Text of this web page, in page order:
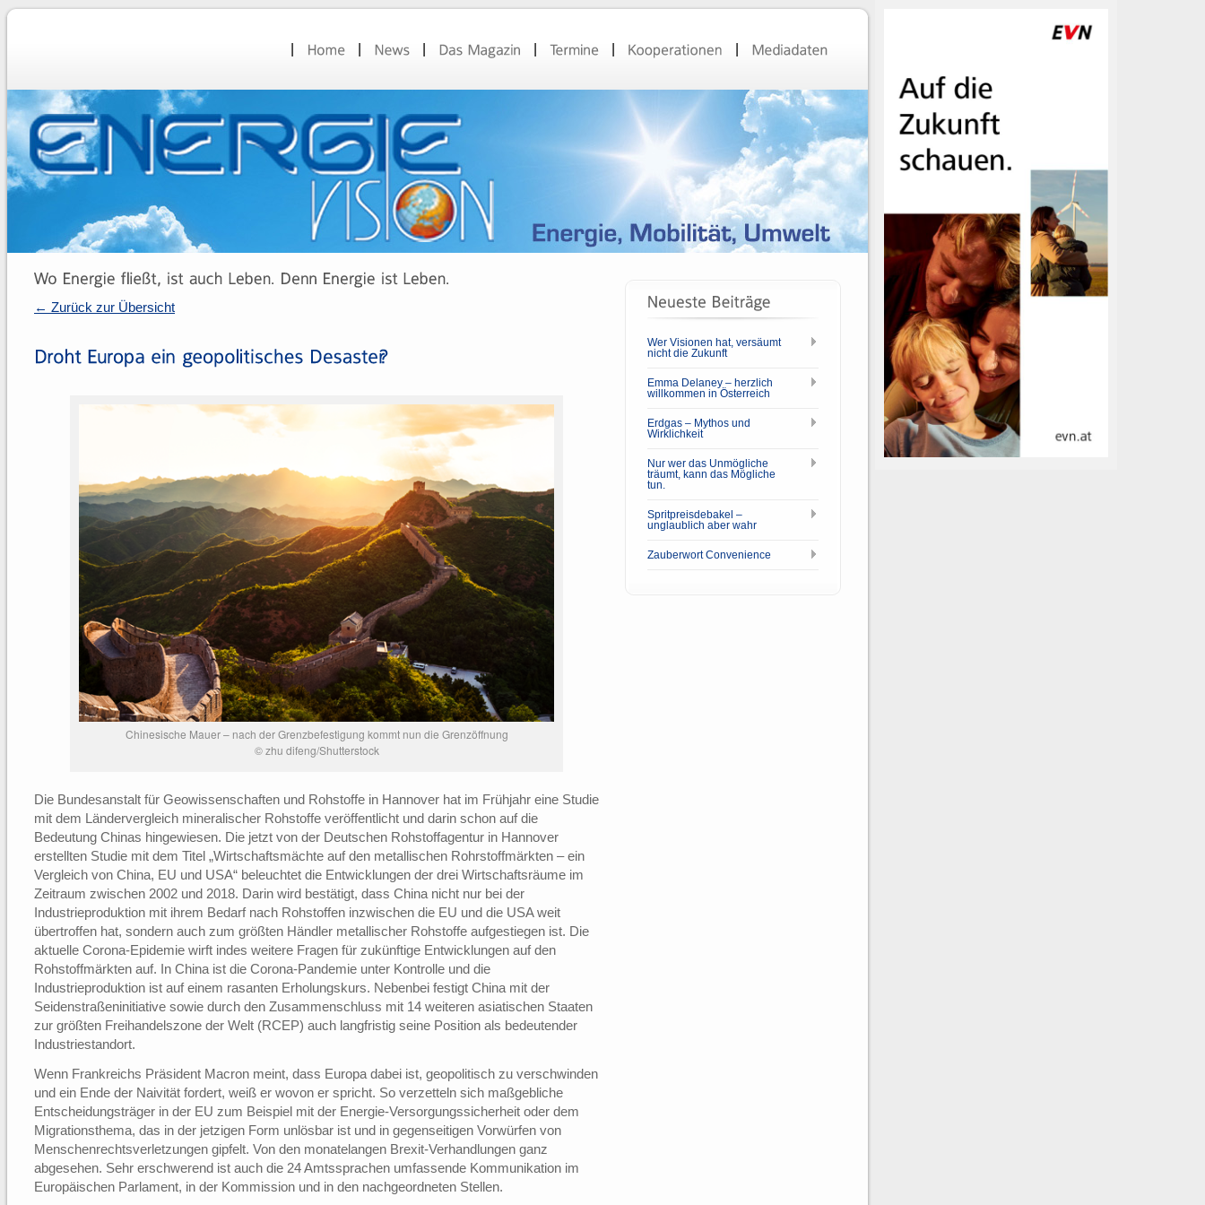
← Zurück zur Übersicht
Chinesische Mauer – nach der Grenzbefestigung kommt nun die Grenzöffnung
© zhu difeng/Shutterstock
Die Bundesanstalt für Geowissenschaften und Rohstoffe in Hannover hat im Frühjahr eine Studie
mit dem Ländervergleich mineralischer Rohstoffe veröffentlicht und darin schon auf die
Bedeutung Chinas hingewiesen. Die jetzt von der Deutschen Rohstoffagentur in Hannover
erstellten Studie mit dem Titel „Wirtschaftsmächte auf den metallischen Rohrstoffmärkten – ein
Vergleich von China, EU und USA“ beleuchtet die Entwicklungen der drei Wirtschaftsräume im
Zeitraum zwischen 2002 und 2018. Darin wird bestätigt, dass China nicht nur bei der
Industrieproduktion mit ihrem Bedarf nach Rohstoffen inzwischen die EU und die USA weit
übertroffen hat, sondern auch zum größten Händler metallischer Rohstoffe aufgestiegen ist. Die
aktuelle Corona-Epidemie wirft indes weitere Fragen für zukünftige Entwicklungen auf den
Rohstoffmärkten auf. In China ist die Corona-Pandemie unter Kontrolle und die
Industrieproduktion ist auf einem rasanten Erholungskurs. Nebenbei festigt China mit der
Seidenstraßeninitiative sowie durch den Zusammenschluss mit 14 weiteren asiatischen Staaten
zur größten Freihandelszone der Welt (RCEP) auch langfristig seine Position als bedeutender
Industriestandort.
Wenn Frankreichs Präsident Macron meint, dass Europa dabei ist, geopolitisch zu verschwinden
und ein Ende der Naivität fordert, weiß er wovon er spricht. So verzetteln sich maßgebliche
Entscheidungsträger in der EU zum Beispiel mit der Energie-Versorgungssicherheit oder dem
Migrationsthema, das in der jetzigen Form unlösbar ist und in gegenseitigen Vorwürfen von
Menschenrechtsverletzungen gipfelt. Von den monatelangen Brexit-Verhandlungen ganz
abgesehen. Sehr erschwerend ist auch die 24 Amtssprachen umfassende Kommunikation im
Europäischen Parlament, in der Kommission und in den nachgeordneten Stellen.
Wer Visionen hat, versäumt
nicht die Zukunft
Emma Delaney – herzlich
willkommen in Österreich
Erdgas – Mythos und
Wirklichkeit
Nur wer das Unmögliche
träumt, kann das Mögliche
tun.
Spritpreisdebakel –
unglaublich aber wahr
Zauberwort Convenience